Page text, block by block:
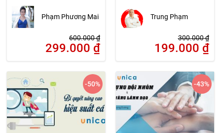
Phạm Phương Mai
600.000₫
299.000 ₫
thân, bứt phá thành
công
Trung Phạm
300.000₫
199.000 ₫
-50% -43%